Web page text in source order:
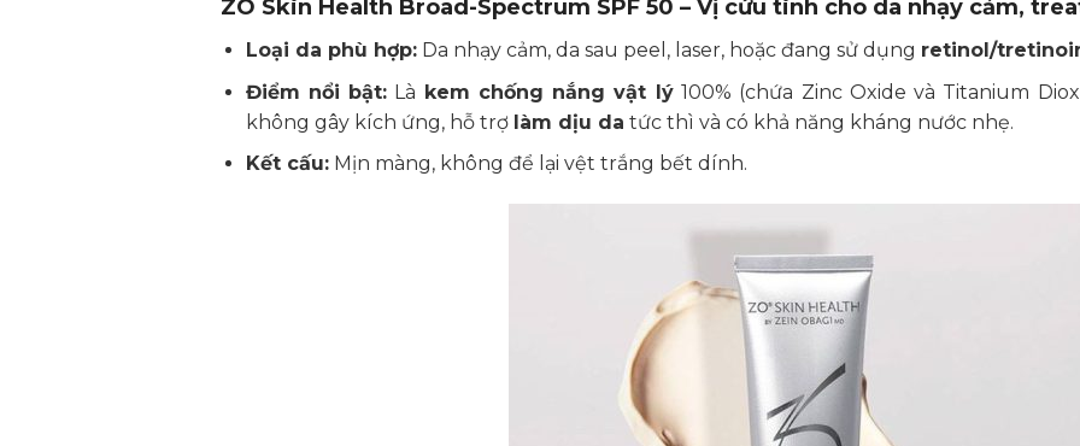
ZO Skin Health Broad-Spectrum SPF 50 – Vị cứu tinh cho da nhạy cảm,
Loại da phù hợp:Da nhạy cảm, da sau peel, laser, hoặc đang sử dụng retinol/
Điểm nổi bật: Là kem chống nắng vật lý100% (chứa Zinc Oxide và Titanium
không gây kích ứng, hỗ trợ làm dịu da tức thì và có khả năng kháng nước nhẹ.
Kết cấu:Mịn màng, không để lại vệt trắng bết dính.